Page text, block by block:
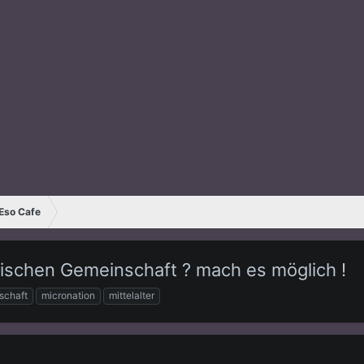
Cafe
Gemeinschaft ? mach es möglich !
micronation mittelalter